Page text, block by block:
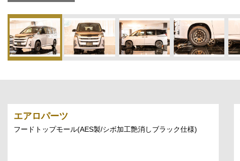
エアロパーツ
フードトップモール(AES製/シボ加工艶消しブラック仕様)